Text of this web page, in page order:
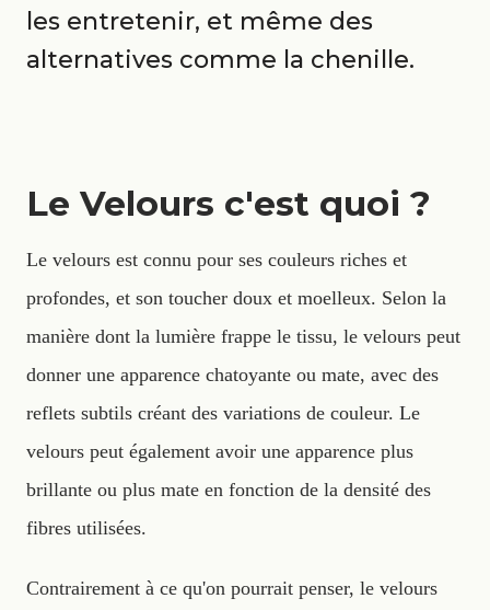
les entretenir, et même des
alternatives comme la chenille.
Le Velours c'est quoi ?
Le velours est connu pour ses couleurs riches et
profondes, et son toucher doux et moelleux. Selon la
manière dont la lumière frappe le tissu, le velours peut
donner une apparence chatoyante ou mate, avec des
reflets subtils créant des variations de couleur. Le
velours peut également avoir une apparence plus
brillante ou plus mate en fonction de la densité des
fibres utilisées.
Contrairement à ce qu'on pourrait penser, le velours